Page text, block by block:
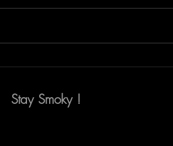
Stay Smoky !